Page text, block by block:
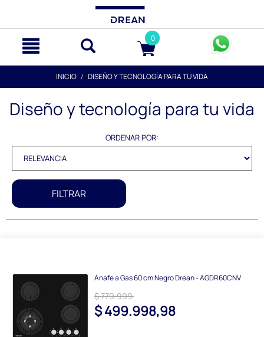
0
INICIO DISEÑO Y TECNOLOGÍA PARA TU VIDA
Diseño y tecnología para tu vida
ORDENAR POR:
FILTRAR
Anafe a Gas 60 cm Negro Drean - AGDR60CNV
$ 779.999
$ 499.998,98